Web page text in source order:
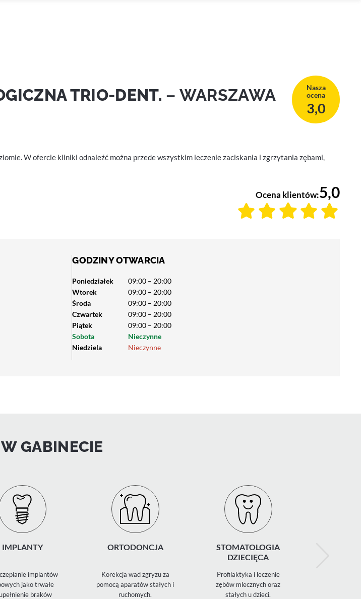
TRIO-DENT. – WARSZAWA
Nasza
ocena
3,0
W ofercie kliniki odnaleźć można przede wszystkim leczenie zaciskania i zgrzytania zębami,
Ocena klientów:5,0
GODZINY OTWARCIA
Poniedziałek
09:00 – 20:00
Wtorek
09:00 – 20:00
Środa
09:00 – 20:00
Czwartek
09:00 – 20:00
Piątek
09:00 – 20:00
Sobota
Nieczynne
Niedziela
Nieczynne
GABINECIE
IMPLANTY
implantów
jako trwałe
braków
ORTODONCJA
Korekcja wad zgryzu za
pomocą aparatów stałych i
ruchomych.
STOMATOLOGIA
DZIECIĘCA
Profilaktyka i leczenie
zębów mlecznych oraz
stałych u dzieci.